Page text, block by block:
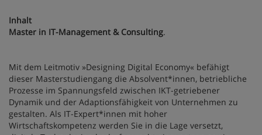
Inhalt
Master in IT-Management & Consulting.
Mit dem Leitmotiv »Designing Digital Economy« befähigt
dieser Masterstudiengang die Absolvent*innen, betriebliche
Prozesse im Spannungsfeld zwischen IKT-getriebener
Dynamik und der Adaptionsfähigkeit von Unternehmen zu
gestalten. Als IT-Expert*innen mit hoher
Wirtschaftskompetenz werden Sie in die Lage versetzt,